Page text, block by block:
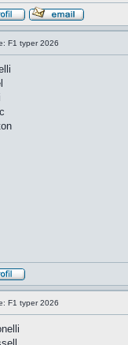
F1 typer 2026
F1 typer 2026